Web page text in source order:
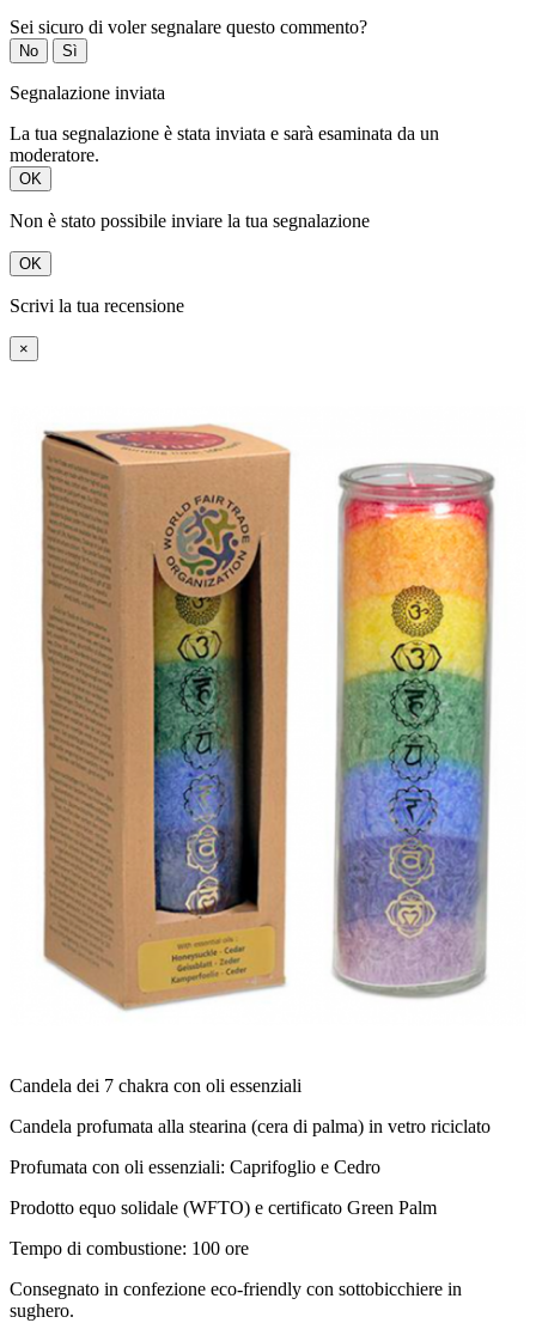
Sei sicuro di voler segnalare questo commento?
No Sì
Segnalazione inviata
La tua segnalazione è stata inviata e sarà esaminata da un
moderatore.
OK
Non è stato possibile inviare la tua segnalazione
OK
Scrivi la tua recensione
×
Candela dei 7 chakra con oli essenziali
Candela profumata alla stearina (cera di palma) in vetro riciclato
Profumata con oli essenziali: Caprifoglio e Cedro
Prodotto equo solidale (WFTO) e certificato Green Palm
Tempo di combustione: 100 ore
Consegnato in confezione eco-friendly con sottobicchiere in
sughero.